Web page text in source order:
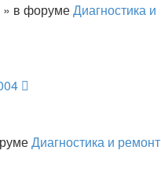
» в форумеДиагностика и
Диагностика и ремонт